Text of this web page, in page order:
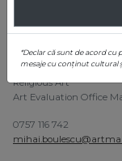
Mihai Boulescu
Religious Art
Art Evaluation Office
0757 116 742
*Declar că sunt de acord
mesaje cu conținut cultural